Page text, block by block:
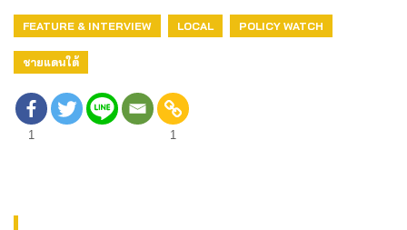
FEATURE & INTERVIEW LOCAL POLICY WATCH
ชายแดนใต้
1 1